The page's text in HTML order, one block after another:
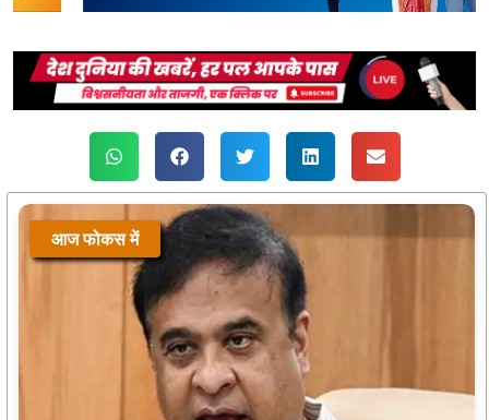
आज फोकस में